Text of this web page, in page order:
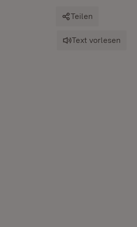
Teilen
Text vorlesen